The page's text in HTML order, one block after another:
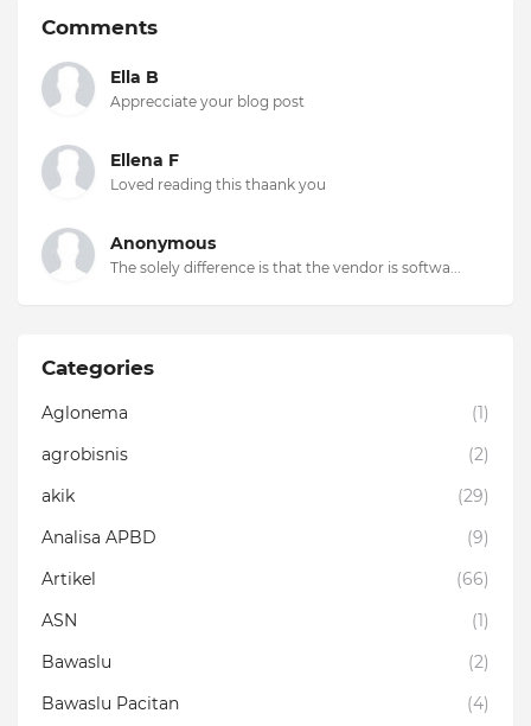
Comments
Ella B
Apprecciate your blog post
Ellena F
Loved reading this thaank you
Anonymous
The solely difference is that the vendor is softwa...
Categories
Aglonema
(1)
agrobisnis
(2)
akik
(29)
Analisa APBD
(9)
Artikel
(66)
ASN
(1)
Bawaslu
(2)
Bawaslu Pacitan
(4)